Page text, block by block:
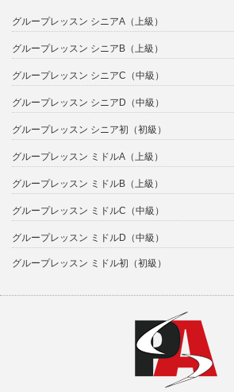
グループレッスン シニアA（上級）
グループレッスン シニアB（上級）
グループレッスン シニアC（中級）
グループレッスン シニアD（中級）
グループレッスン シニア初（初級）
グループレッスン ミドルA（上級）
グループレッスン ミドルB（上級）
グループレッスン ミドルC（中級）
グループレッスン ミドルD（中級）
グループレッスン ミドル初（初級）